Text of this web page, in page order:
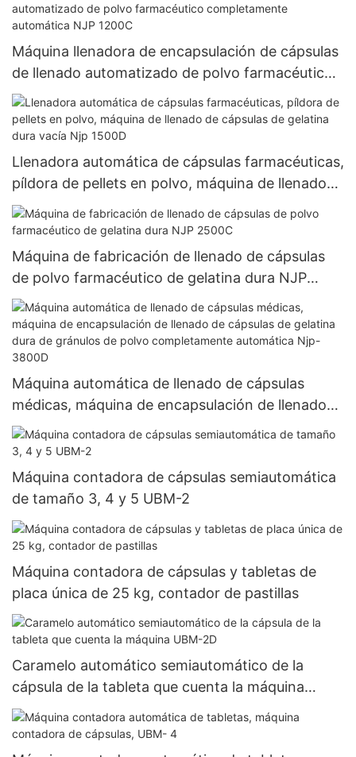
Máquina llenadora de encapsulación de cápsulas
de llenado automatizado de polvo farmacéutico
completamente automática NJP 1200C
Llenadora automática de cápsulas farmacéuticas,
píldora de pellets en polvo, máquina de llenado
de cápsulas de gelatina dura vacía Njp 1500D
Máquina de fabricación de llenado de cápsulas
de polvo farmacéutico de gelatina dura NJP
2500C
Máquina automática de llenado de cápsulas
médicas, máquina de encapsulación de llenado
de cápsulas de gelatina dura de gránulos de
polvo completamente automática Njp-3800D
Máquina contadora de cápsulas semiautomática
de tamaño 3, 4 y 5 UBM-2
Máquina contadora de cápsulas y tabletas de
placa única de 25 kg, contador de pastillas
Caramelo automático semiautomático de la
cápsula de la tableta que cuenta la máquina
UBM-2D